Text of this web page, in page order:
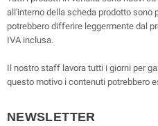
all'interno della scheda prodotto sono
potrebbero differire leggermente dal
IVA inclusa.
Il nostro staff lavora tutti i giorni per
questo motivo i contenuti potrebbero
NEWSLETTER